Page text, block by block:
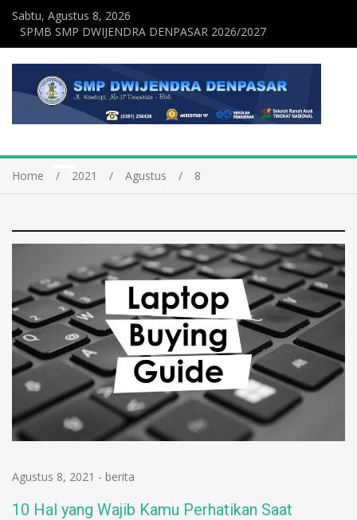
Sabtu, Agustus 8, 2026
SPMB SMP DWIJENDRA DENPASAR 2026/2027
Home 2021 Agustus 8
Agustus 8, 2021 - berita
10 Hal yang Wajib Kamu Perhatikan Saat